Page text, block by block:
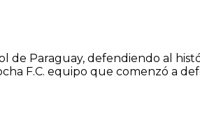
Paraguay, defendiendo al
F.C. equipo que comenzó a